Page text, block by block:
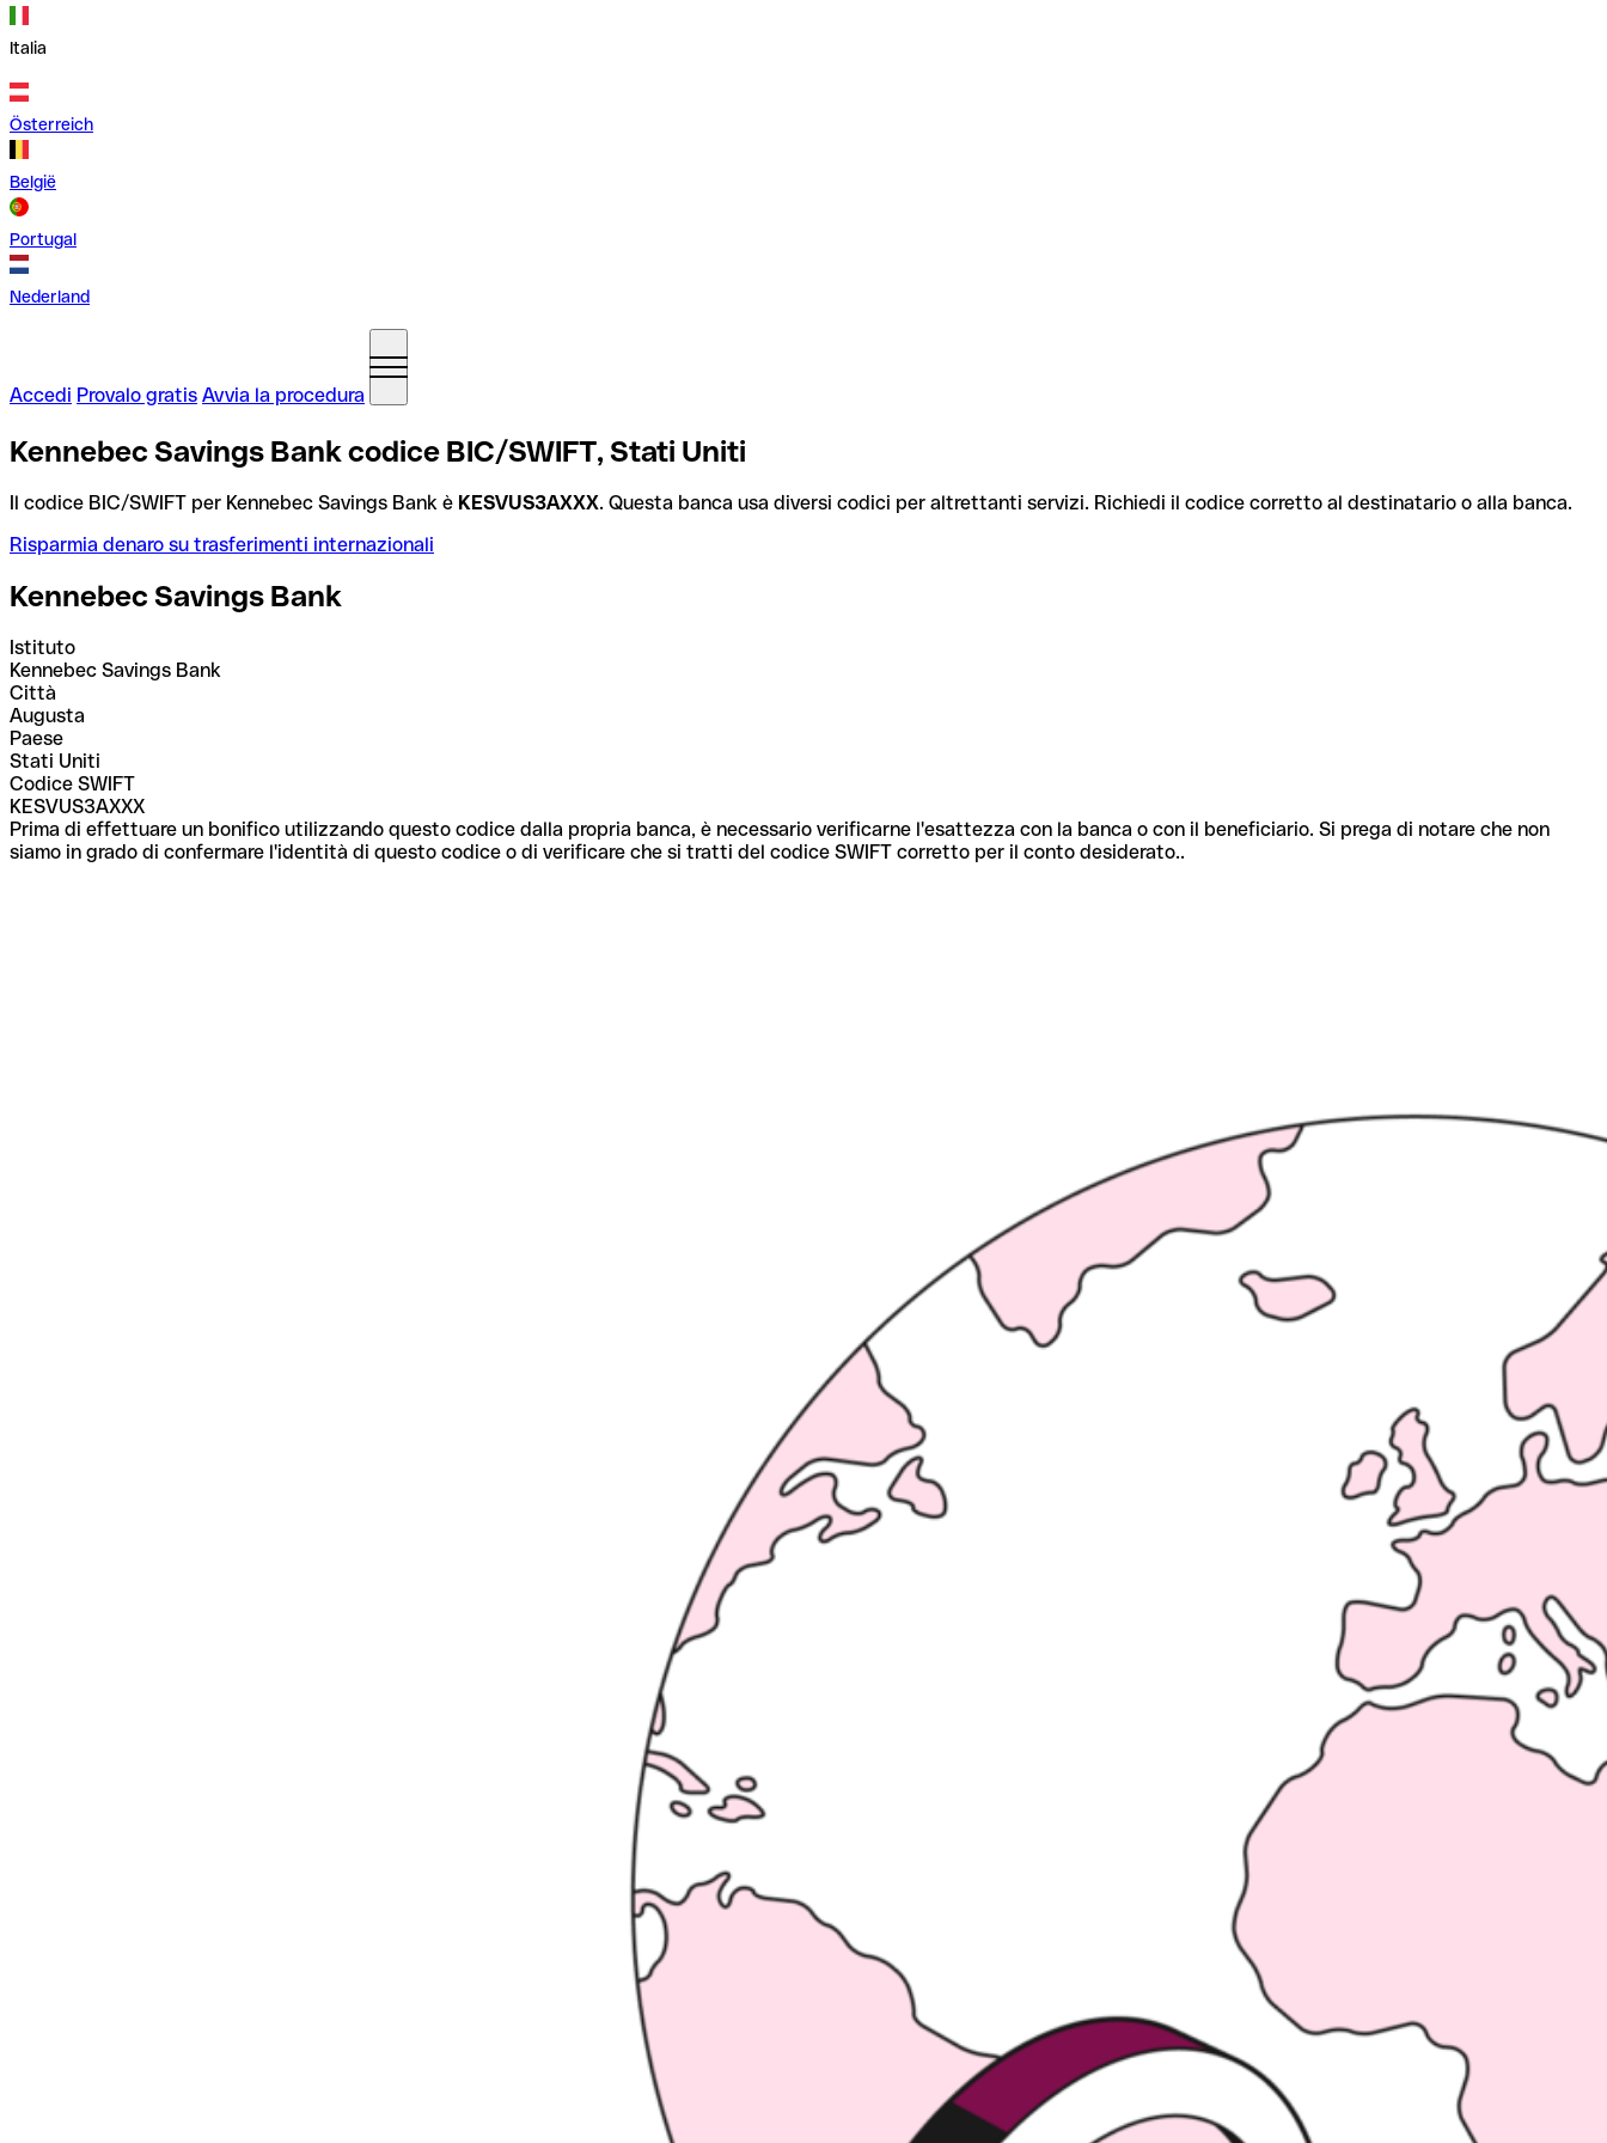
Italia
Österreich
België
Portugal
Nederland
Accedi Provalo gratis Avvia la procedura
Kennebec Savings Bank codice BIC/SWIFT, Stati Uniti
Il codice BIC/SWIFT per Kennebec Savings Bank è KESVUS3AXXX. Questa banca usa diversi codici per altrettanti servizi. Richiedi il codice corretto al destinatario o alla banca.
Risparmia denaro su trasferimenti internazionali
Kennebec Savings Bank
Istituto
Kennebec Savings Bank
Città
Augusta
Paese
Stati Uniti
Codice SWIFT
KESVUS3AXXX
Prima di effettuare un bonifico utilizzando questo codice dalla propria banca, è necessario verificarne l'esattezza con la banca o con il beneficiario. Si prega di notare che non
siamo in grado di confermare l'identità di questo codice o di verificare che si tratti del codice SWIFT corretto per il conto desiderato..